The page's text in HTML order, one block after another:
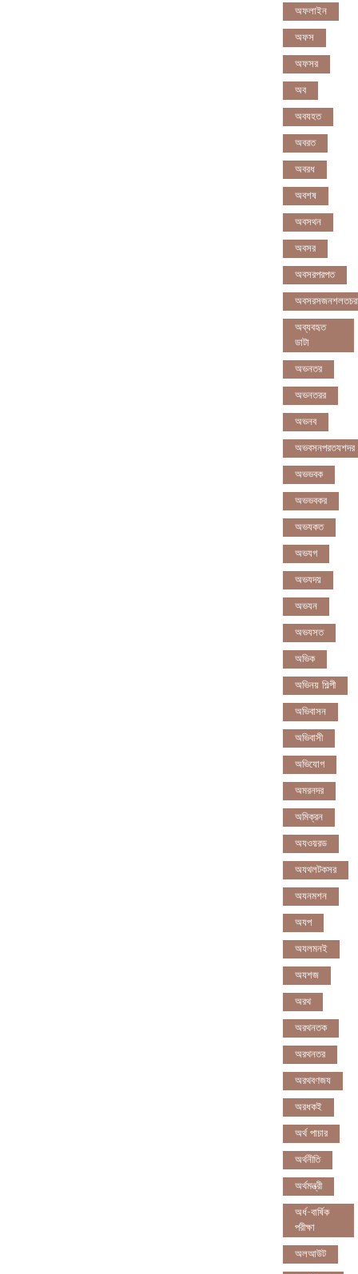
অফলাইন
অফস
অফসর
অব
অবযহত
অবরত
অবরধ
অবশষ
অবসথন
অবসর
অবসরপরপত
অব্যবহৃত
ডাটা
অভনতর
অভনতরর
অভনব
অভবসনপরতযশদর
অভভবক
অভভবকর
অভযকত
অভযগ
অভযদয়
অভযন
অভযসত
অভিক
অভিনয় শিল্পী
অভিবাসন
অভিবাসী
অভিযোগ
অমরনদর
অমিক্রন
অযওয়রড
অযথলটকসর
অযনমশন
অযপ
অযলমনই
অযশজ
অরথ
অরথনতক
অরথনতর
অরথবণজয
অরধকই
অর্থ পাচার
অর্থনীতি
অর্থমন্ত্রী
অর্ধ-বার্ষিক
পরীক্ষা
অলআউট